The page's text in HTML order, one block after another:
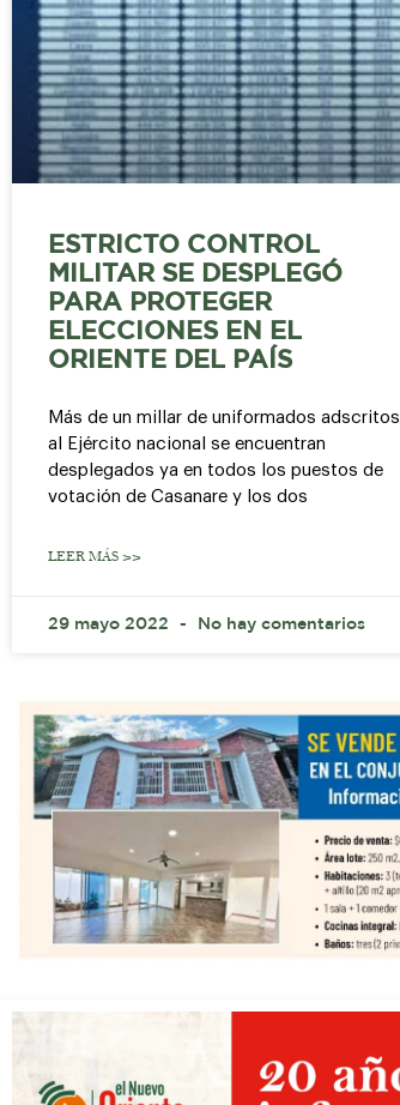
ESTRICTO CONTROL
MILITAR SE DESPLEGÓ
PARA PROTEGER
ELECCIONES EN EL
ORIENTE DEL PAÍS
Más de un millar de uniformados adscritos
al Ejército nacional se encuentran
desplegados ya en todos los puestos de
votación de Casanare y los dos
LEER MÁS >>
29 mayo 2022 No hay comentarios